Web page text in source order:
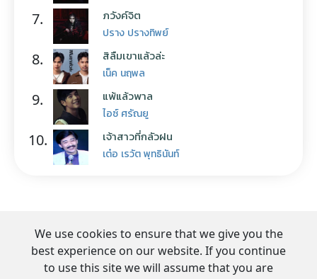
7. ภวังค์จิต
ปราง ปรางทิพย์
8. สิลืมเขาแล้วล่ะ
เน็ค นฤพล
9. แพ้แล้วพาล
ไอซ์ ศรัณยู
10. เจ้าสาวที่กลัวฝน
เต๋อ เรวัต พุทธินันท์
We use cookies to ensure that we give you the
best experience on our website. If you continue
to use this site we will assume that you are